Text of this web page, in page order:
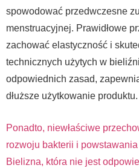
spowodować przedwczesne
menstruacyjnej. Prawidłowe
zachować elastyczność i
technicznych użytych w
odpowiednich zasad,
dłuższe użytkowanie produktu.
Ponadto, niewłaściwe
rozwoju bakterii i
Bielizna, która nie jest